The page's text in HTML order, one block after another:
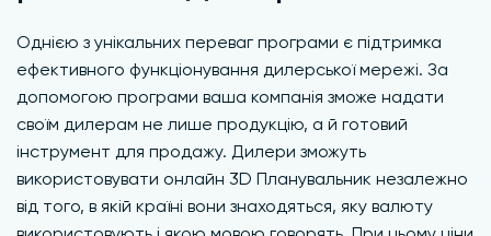
Однією з унікальних переваг програми є підтримка
ефективного функціонування дилерської мережі. За
допомогою програми ваша компанія зможе надати
своїм дилерам не лише продукцію, а й готовий
інструмент для продажу. Дилери зможуть
використовувати онлайн 3D Планувальник незалежно
від того, в якій країні вони знаходяться, яку валюту